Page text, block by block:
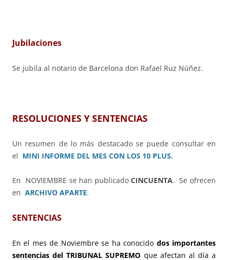
Jubilaciones
Se jubila al notario de Barcelona don Rafael Ruz Núñez.
RESOLUCIONES Y SENTENCIAS
Un resumen de lo más destacado se puede consultar en
el MINI INFORME DEL MES CON LOS 10 PLUS.
En NOVIEMBRE se han publicadoCINCUENTA. Se ofrecen
en ARCHIVO APARTE.
SENTENCIAS
En el mes de Noviembre se ha conocido dos importantes
sentencias del TRIBUNAL SUPREMO que afectan al día a